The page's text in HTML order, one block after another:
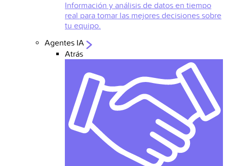
Información y análisis de datos en tiempo
real para tomar las mejores decisiones sobre
tu equipo.
Agentes IA
Atrás